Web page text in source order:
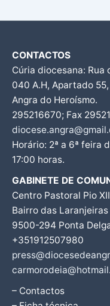
CONTACTOS
Cúria diocesana: Rua
040 A.H, Apartado
Angra do Heroísmo.
295216670; Fax
Horário: 2ª a 6ª feira
17:00 horas.
GABINETE DE
Centro Pastoral Pio
Bairro das Laranjeiras
9500-294 Ponta
+351912507980
– Contactos